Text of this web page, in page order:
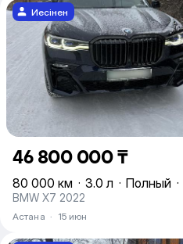
Иесінен
46 800 000 ₸
80 000 км · 3.0 л · Полный ·
BMW X7 2022
Астана · 15 июн